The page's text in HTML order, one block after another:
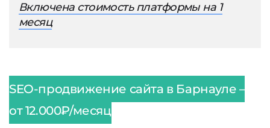
Включена стоимость платформы на 1
месяц
SEO-продвижение сайта в Барнауле –
от 12.000₽/месяц